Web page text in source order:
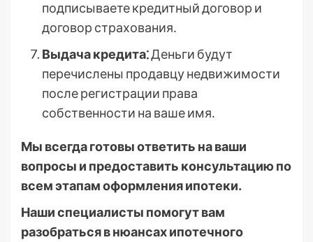
подписываете кредитный договор и
договор страхования․
Выдача кредита⁚Деньги будут
перечислены продавцу недвижимости
после регистрации права
собственности на ваше имя․
Мы всегда готовы ответить на ваши
вопросы и предоставить консультацию по
всем этапам оформления ипотеки․
Наши специалисты помогут вам
разобраться в нюансах ипотечного